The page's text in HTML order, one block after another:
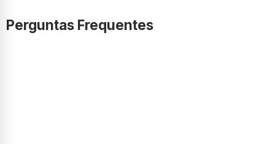
Perguntas Frequentes